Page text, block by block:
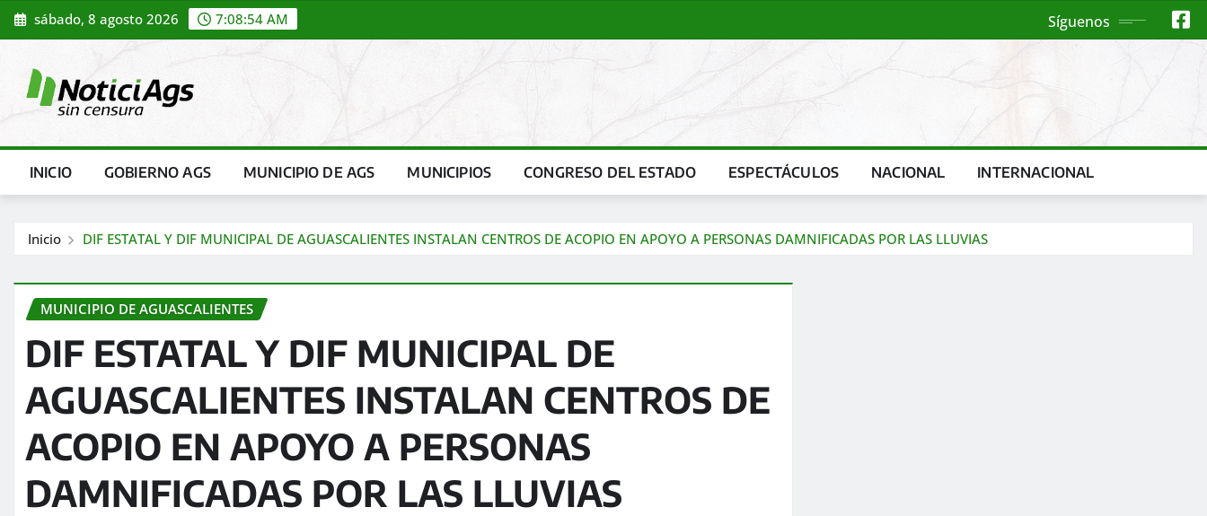
Saltar
al
sábado, 8 agosto 2026 7:08:56 AM Síguenos
INICIO GOBIERNO AGS MUNICIPIO DE AGS MUNICIPIOS CONGRESO DEL ESTADO ESPECTÁCULOS NACIONAL INTERNACIONAL
Inicio DIF ESTATAL Y DIF MUNICIPAL DE AGUASCALIENTES INSTALAN CENTROS DE ACOPIO EN APOYO A PERSONAS DAMNIFICADAS POR LAS LLUVIAS
MUNICIPIO DE AGUASCALIENTES
DIF ESTATAL Y DIF MUNICIPAL DE
AGUASCALIENTES INSTALAN CENTROS DE
ACOPIO EN APOYO A PERSONAS
DAMNIFICADAS POR LAS LLUVIAS